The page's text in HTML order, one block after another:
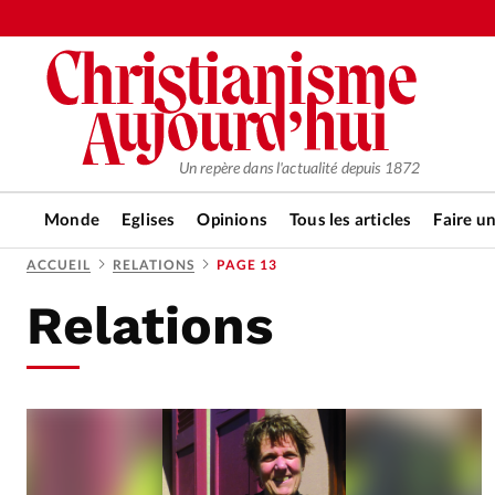
Un repère dans l'actualité depuis 1872
Monde Eglises Opinions Tous les articles Faire
RUBRIQUES
Tous les articles
Actualité internationale
ACCUEIL RELATIONS PAGE 13
Relations